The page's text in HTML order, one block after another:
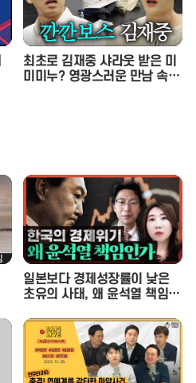
최초로 김재중 샤라웃 받은 미
미미누? 영광스러운 만남 속
일본보다 경제성장률이 낮은
초유의 사태, 왜 윤석열 책임인
석연구위원) - 정혜림의 시사페
이스타임 EP.1